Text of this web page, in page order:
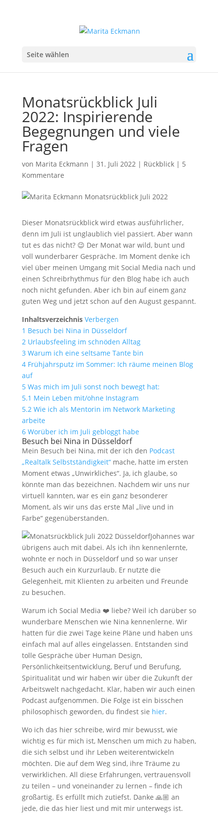
Seite wählen
Monatsrückblick Juli
2022: Inspirierende
Begegnungen und viele
Fragen
von Marita Eckmann | 31. Juli 2022| Rückblick| 5
Kommentare
Dieser Monatsrückblick wird etwas ausführlicher,
denn im Juli ist unglaublich viel passiert. Aber wann
tut es das nicht? 😉 Der Monat war wild, bunt und
voll wunderbarer Gespräche. Im Moment denke ich
viel über meinen Umgang mit Social Media nach und
einen Schreibrhythmus für den Blog habe ich auch
noch nicht gefunden. Aber ich bin auf einem ganz
guten Weg und jetzt schon auf den August gespannt.
Inhaltsverzeichnis Verbergen
1 Besuch bei Nina in Düsseldorf
2 Urlaubsfeeling im schnöden Alltag
3 Warum ich eine seltsame Tante bin
4 Frühjahrsputz im Sommer: Ich räume meinen Blog
auf
5 Was mich im Juli sonst noch bewegt hat:
5.1 Mein Leben mit/ohne Instagram
5.2 Wie ich als Mentorin im Network Marketing
arbeite
6 Worüber ich im Juli gebloggt habe
Besuch bei Nina in Düsseldorf
Mein Besuch bei Nina, mit der ich den Podcast
„Realtalk Selbstständigkeit“mache, hatte im ersten
Moment etwas „Unwirkliches“. Ja, ich glaube, so
könnte man das bezeichnen. Nachdem wir uns nur
virtuell kannten, war es ein ganz besonderer
Moment, als wir uns das erste Mal „live und in
Farbe“ gegenüberstanden.
Johannes war
übrigens auch mit dabei. Als ich ihn kennenlernte,
wohnte er noch in Düsseldorf und so war unser
Besuch auch ein Kurzurlaub. Er nutzte die
Gelegenheit, mit Klienten zu arbeiten und Freunde
zu besuchen.
Warum ich Social Media ❤️ liebe? Weil ich darüber so
wunderbare Menschen wie Nina kennenlerne. Wir
hatten für die zwei Tage keine Pläne und haben uns
einfach mal auf alles eingelassen. Entstanden sind
tolle Gespräche über Human Design,
Persönlichkeitsentwicklung, Beruf und Berufung,
Spiritualität und wir haben wir über die Zukunft der
Arbeitswelt nachgedacht. Klar, haben wir auch einen
Podcast aufgenommen. Die Folge ist ein bisschen
philosophisch geworden, du findest sie hier.
Wo ich das hier schreibe, wird mir bewusst, wie
wichtig es für mich ist, Menschen um mich zu haben,
die sich selbst und ihr Leben weiterentwickeln
möchten. Die auf dem Weg sind, ihre Träume zu
verwirklichen. All diese Erfahrungen, vertrauensvoll
zu teilen – und voneinander zu lernen – finde ich
großartig. Es erfüllt mich zutiefst. Danke 🙏🏼 an
jede, die das hier liest und mit mir unterwegs ist.